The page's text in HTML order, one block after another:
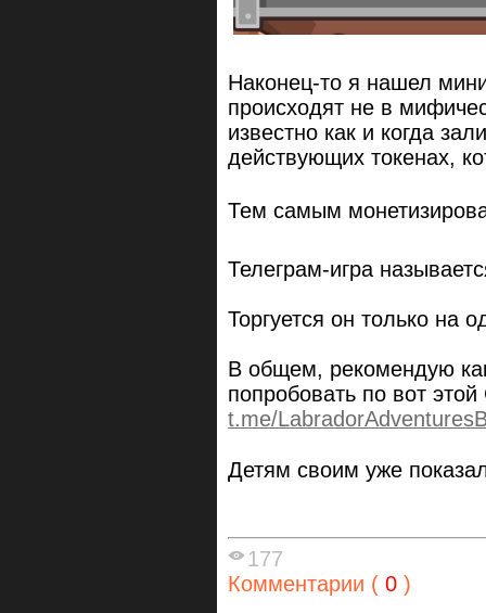
Наконец-то я нашел
происходят не в
известно как и когда
действующих токенах,
Тем самым
Телеграм-игра
Торгуется он только на
В общем, рекомендую
попробовать по вот
t.me/
Детям своим уже
177
Комментарии ( 0 )